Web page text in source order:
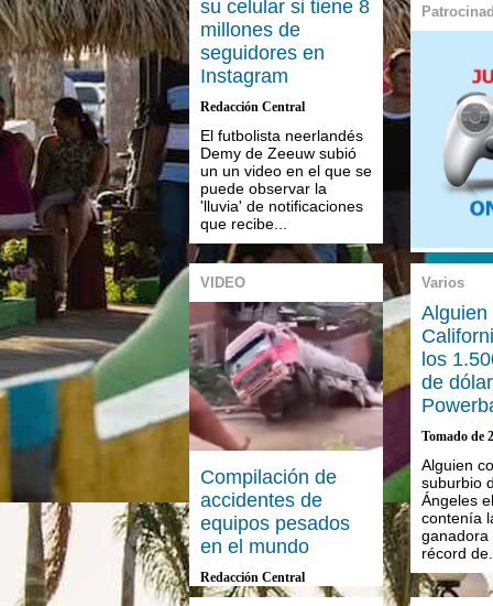
su celular si tiene 8
millones de
seguidores en
Instagram
Redacción Central
El futbolista neerlandés
Demy de Zeeuw subió
un un video en el que se
puede observar la
'lluvia' de notificaciones
que recibe...
VIDEO
Compilación de
accidentes de
equipos pesados
en el mundo
Redacción Central
Varios
Alguien
los
de
Tomado de
Alguien
suburbio
Ángeles
contenía
ganadora
récord